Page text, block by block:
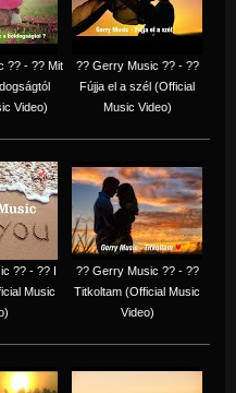
?? - ?? Mit
Video)
?? Gerry Music ?? - ??
Fújja el a szél (Official
Music Video)
?? - ?? I
Music
?? Gerry Music ?? - ??
Titkoltam (Official Music
Video)